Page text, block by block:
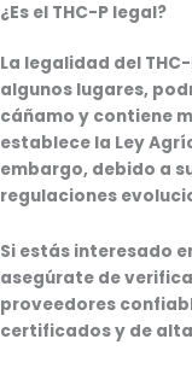
¿Es el THC-P legal?
La legalidad del
algunos lugares,
cáñamo y contiene
establece la Ley
embargo, debido a
regulaciones
Si estás interesado
asegúrate de
proveedores
certificados y de